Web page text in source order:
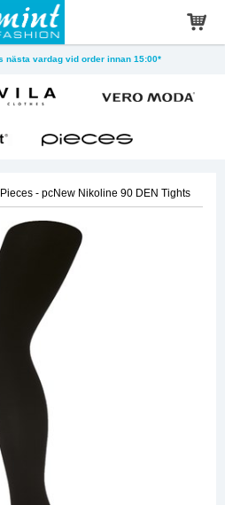
nästa vardag vid order innan 15:00*
Pieces - pcNew Nikoline 90 DEN Tights